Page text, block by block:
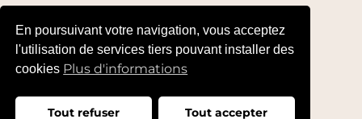
En poursuivant votre navigation, vous acceptez
l'utilisation de services tiers pouvant installer des
cookies Plus d'informations
Tout refuser Tout accepter